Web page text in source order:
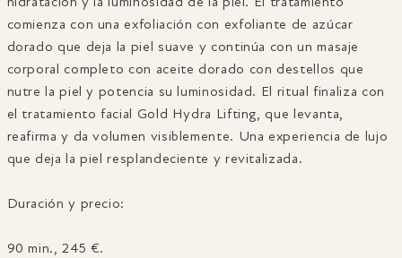
comienza con una exfoliación con exfoliante de azúcar
dorado que deja la piel suave y continúa con un masaje
corporal completo con aceite dorado con destellos que
nutre la piel y potencia su luminosidad. El ritual finaliza con
el tratamiento facial Gold Hydra Lifting, que levanta,
reafirma y da volumen visiblemente. Una experiencia de lujo
que deja la piel resplandeciente y revitalizada.
Duración y precio:
90 min., 245 €.